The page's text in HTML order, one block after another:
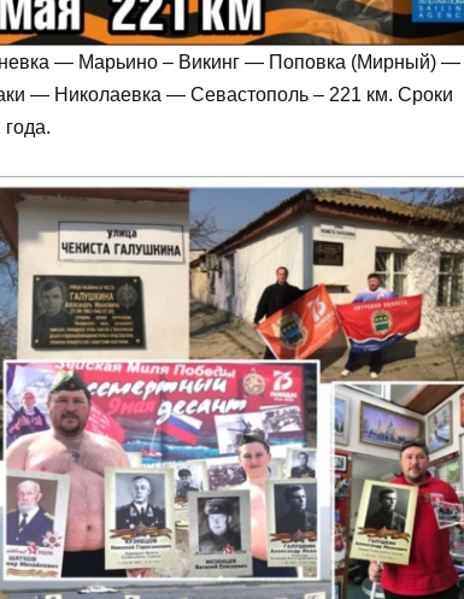
— Марьино – Викинг — Поповка (Мирный) —
— Николаевка — Севастополь – 221 км. Сроки